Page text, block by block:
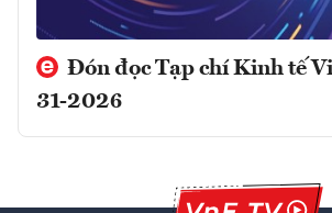
Đón đọc Tạp chí Kinh tế
31-2026